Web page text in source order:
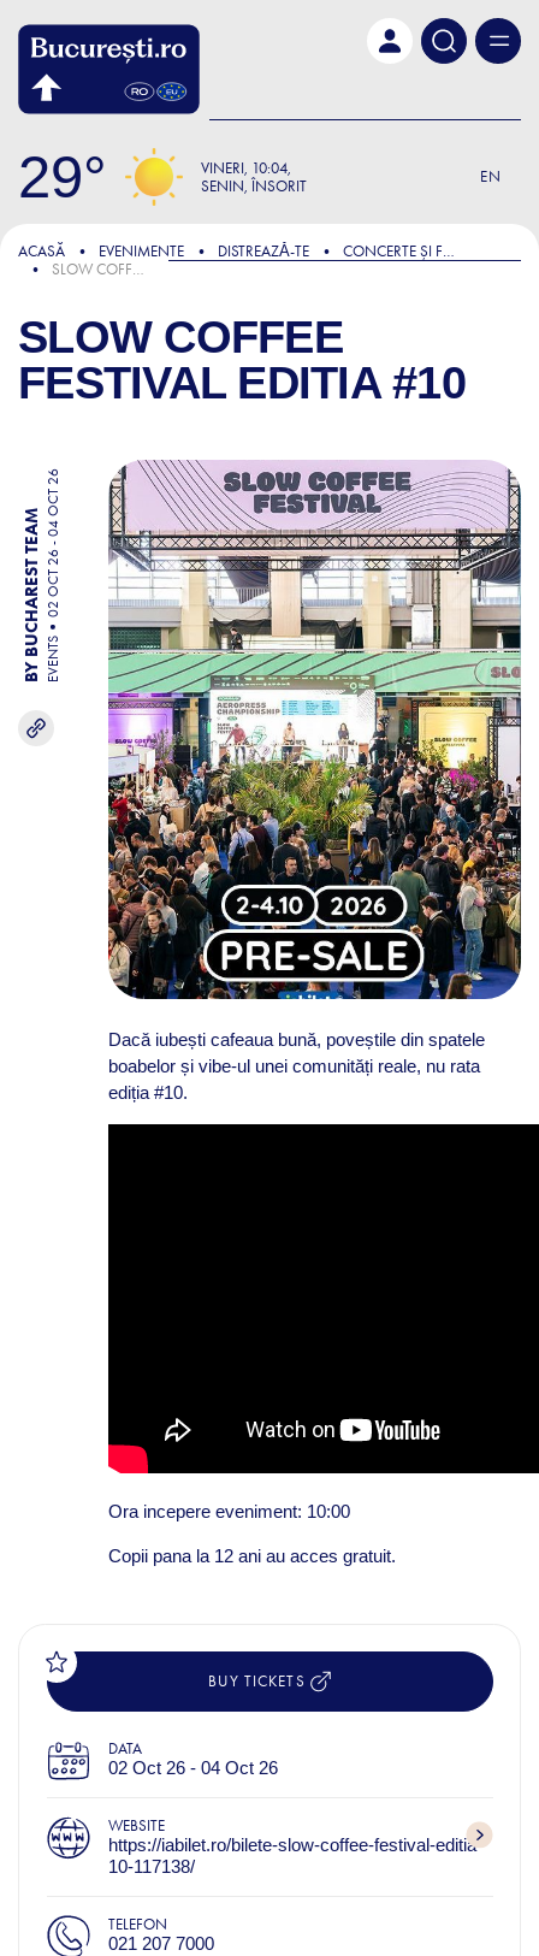
29 VINERI 10:04
SENIN, ÎNSORIT
EN
ACASĂ EVENIMENTE DISTREAZǍ-TE
CONCERTE ȘI FESTIVALURI
SLOW COFFEE FESTIVAL EDITIA #10
SLOW COFFEE
FESTIVAL EDITIA #10
BY BUCHAREST TEAM EVENTS
02 OCT 26 - 04 OCT 26
Dacă iubești cafeaua bună, poveștile din spatele
boabelor și vibe-ul unei comunități reale, nu rata
ediția #10.
Ora incepere eveniment: 10:00
Copii pana la 12 ani au acces gratuit.
BUY TICKETS
DATA
02 Oct 26 - 04 Oct 26
WEBSITE
https://iabilet.ro/bilete-slow-coffee-festival-editia-
10-117138/
TELEFON
021 207 7000